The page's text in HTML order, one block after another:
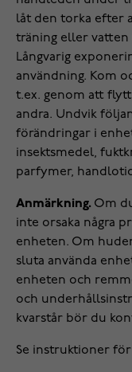
låt den torka efter
träning eller
Långvarig
användning. Kom
t.ex. genom att
andra. Undvik
förändringar i
insektsmedel,
parfymer,
Anmärkning. Om
inte orsaka några
enheten. Om
sluta använda
enheten och
och
kvarstår bör du
Se instruktioner